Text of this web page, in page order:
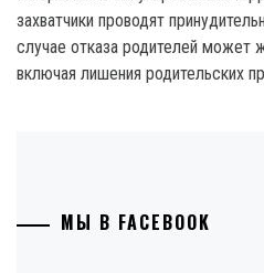
захватчики проводят
случае отказа родителей может
включая лишения родительских
МЫ В FACEBOOK